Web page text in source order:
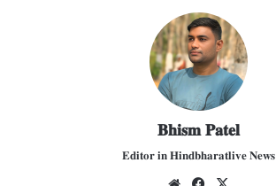
𝐁𝐡𝐢𝐬𝐦 𝐏𝐚𝐭𝐞𝐥
𝐄𝐝𝐢𝐭𝐨𝐫 𝐢𝐧 𝐇𝐢𝐧𝐝𝐛𝐡𝐚𝐫𝐚𝐭𝐥𝐢𝐯𝐞 𝐍𝐞𝐰𝐬